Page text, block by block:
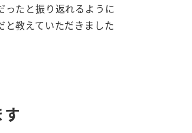
ったと振り返れるように
教えていただきました